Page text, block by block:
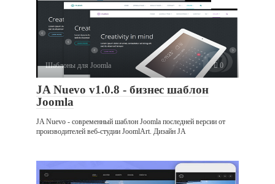
Шаблоны для Joomla 0
JA Nuevo v1.0.8 - бизнес шаблон
Joomla
JA Nuevo - современный шаблон Joomla последней версии от
производителей веб-студии JoomlArt. Дизайн JA